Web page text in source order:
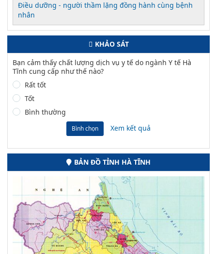
Điều dưỡng - người thầm lặng đồng hành cùng bệnh
nhân
KHẢO SÁT
Bạn cảm thấy chất lượng dịch vụ y tế do ngành Y tế Hà
Tĩnh cung cấp như thế nào?
Rất tốt
Tốt
Bình thường
Bình chọn Xem kết quả
BẢN ĐỒ TỈNH HÀ TĨNH